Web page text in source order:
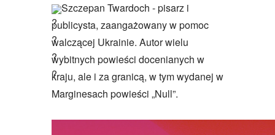
Szczepan Twardoch - pisarz i
publicysta, zaangażowany w pomoc
walczącej Ukrainie. Autor wielu
wybitnych powieści docenianych w
kraju, ale i za granicą, w tym wydanej w
Marginesach powieści „Null”.